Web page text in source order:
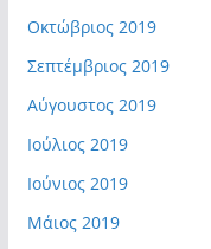
Οκτώβριος 2019
Σεπτέμβριος 2019
Αύγουστος 2019
Ιούλιος 2019
Ιούνιος 2019
Μάιος 2019